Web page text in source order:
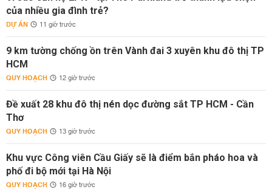
của nhiều gia đình trẻ?
DỰ ÁN 11 giờ trước
9 km tường chống ồn trên Vành đai 3 xuyên khu đô thị TP
HCM
QUY HOẠCH 12 giờ trước
Đề xuất 28 khu đô thị nén dọc đường sắt TP HCM - Cần
Thơ
QUY HOẠCH 13 giờ trước
Khu vực Công viên Cầu Giấy sẽ là điểm bắn pháo hoa và
phố đi bộ mới tại Hà Nội
QUY HOẠCH 16 giờ trước